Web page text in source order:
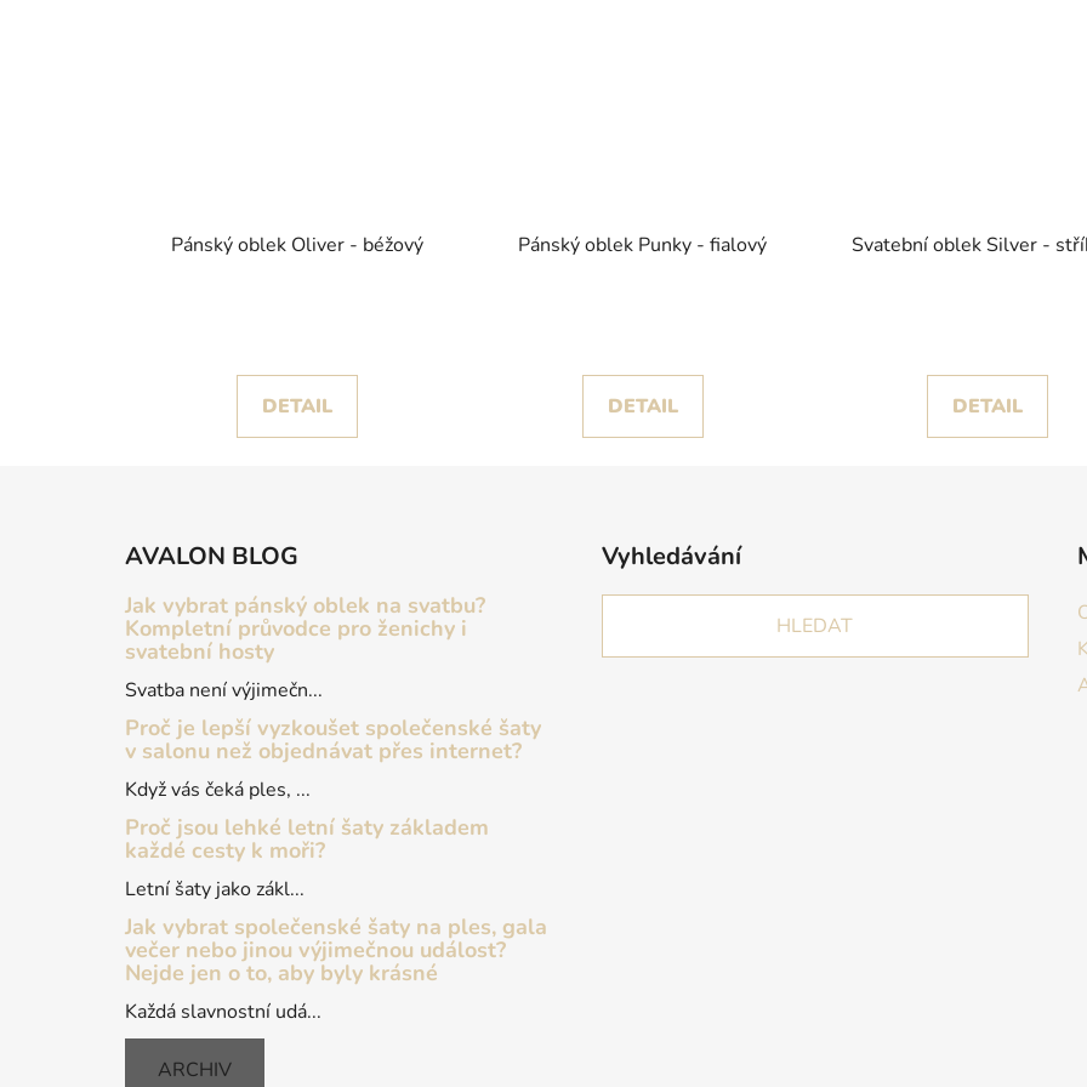
Pánský oblek Oliver - béžový
DETAIL
Pánský oblek Punky - fialový
DETAIL
Svatební oblek Silver -
DETAIL
AVALON BLOG
Jak vybrat pánský oblek na svatbu?
Kompletní průvodce pro ženichy i
svatební hosty
Svatba není výjimečn...
Proč je lepší vyzkoušet společenské šaty
v salonu než objednávat přes internet?
Když vás čeká ples, ...
Proč jsou lehké letní šaty základem
každé cesty k moři?
Letní šaty jako zákl...
Jak vybrat společenské šaty na ples, gala
večer nebo jinou výjimečnou událost?
Nejde jen o to, aby byly krásné
Každá slavnostní udá...
ARCHIV
Vyhledávání
HLEDAT